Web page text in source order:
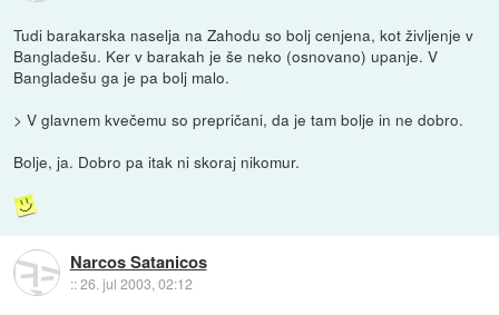
Tudi barakarska naselja na Zahodu so bolj cenjena, kot življenje v
Bangladešu. Ker v barakah je še neko (osnovano) upanje. V
Bangladešu ga je pa bolj malo.
> V glavnem kvečemu so prepričani, da je tam bolje in ne dobro.
Bolje, ja. Dobro pa itak ni skoraj nikomur.
Narcos Satanicos
::26. jul 2003, 02:12